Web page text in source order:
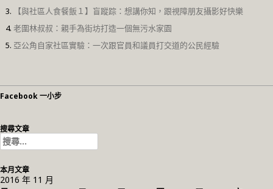
【與社區人食餐飯１】盲蹤踪：想講你知，跟視障朋友攝影好快樂
老圍林叔叔：親手為街坊打造一個無污水家園
亞公角自家社區實驗：一次跟官員和議員打交道的公民經驗
Facebook 一小步
搜尋文章
搜
尋
鍵
本月文章
2016 年 11 月